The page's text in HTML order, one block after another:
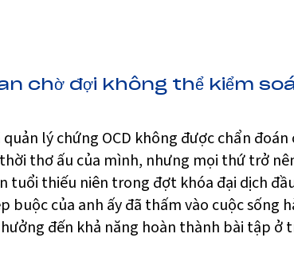
chờ đợi không thể kiểm
lý chứng OCD không được chẩn
thơ ấu của mình, nhưng mọi thứ trở
tuổi thiếu niên trong đợt khóa đại dịch
buộc của anh ấy đã thấm vào cuộc sống
đến khả năng hoàn thành bài tập ở